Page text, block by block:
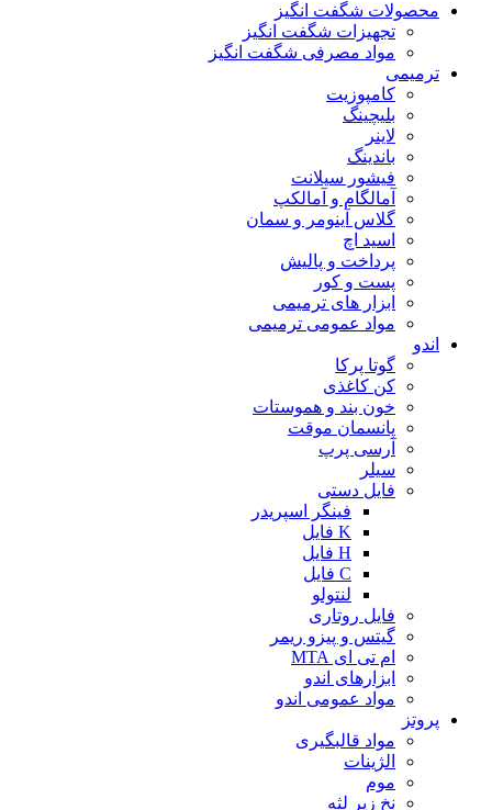
محصولات شگفت انگیز
تجهیزات شگفت انگیز
مواد مصرفی شگفت انگیز
ترمیمی
کامپوزیت
بلیچینگ
لاینر
باندینگ
فیشور سیلانت
آمالگام و آمالکپ
گلاس آینومر و سمان
اسید اچ
پرداخت و پالیش
پست و کور
ابزار های ترمیمی
مواد عمومی ترمیمی
اندو
گوتا پرکا
کن کاغذی
خون بند و هموستات
پانسمان موقت
آرسی پرپ
سیلر
فایل دستی
فینگر اسپریدر
K فایل
H فایل
C فایل
لنتولو
فایل روتاری
گیتس و پیزو ریمر
ام تی ای MTA
ابزارهای اندو
مواد عمومی اندو
پروتز
مواد قالبگیری
الژینات
موم
نخ زیر لثه